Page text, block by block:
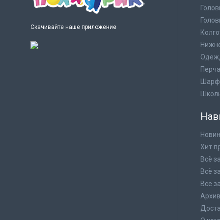
Скачивайте наше приложение
Хит
Всё
Всё
Всё
Архив